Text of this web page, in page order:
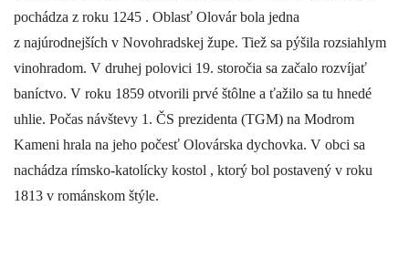
pochádza z roku 1245 . Oblasť Olovár bola jedna
z najúrodnejších v Novohradskej župe. Tiež sa pýšila rozsiahlym
vinohradom. V druhej polovici 19. storočia sa začalo rozvíjať
baníctvo. V roku 1859 otvorili prvé štôlne a ťažilo sa tu hnedé
uhlie. Počas návštevy 1. ČS prezidenta (TGM) na Modrom
Kameni hrala na jeho počesť Olovárska dychovka. V obci sa
nachádza rímsko-katolícky kostol , ktorý bol postavený v roku
1813 v románskom štýle.